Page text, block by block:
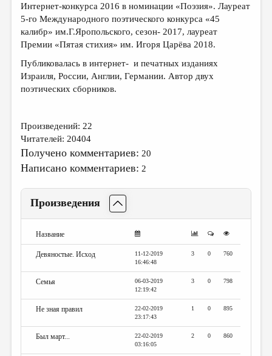
ПУБЛИЦИСТИКА
РЕЦЕНЗИРОВАНИЕ
ЦИКЛЫ ПУБЛИКАЦИЙ
ТРЕДИАКОВСКИЙ
ВКОНТАКТЕ
Интернет-конкурса 2016 в номинации «Поэзия». Лауреат
5-го Международного поэтического конкурса «45
калибр» им.Г.Яропольского, сезон- 2017, лауреат
Премии «Пятая стихия» им. Игоря Царёва 2018.
Публиковалась в интернет- и печатных изданиях
Израиля, России, Англии, Германии. Автор двух
поэтических сборников.
Произведений: 22
Читателей: 20404
Получено комментариев: 20
Написано комментариев: 2
Произведения
Название
Девяностые. Исход
11-12-2019
16:46:48
3 0 760
Семья
06-03-2019
12:19:42
3 0 798
Не зная правил
22-02-2019
23:17:43
1 0 895
Был март...
22-02-2019
03:16:05
2 0 860